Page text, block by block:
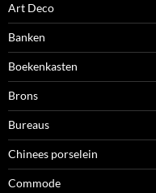
Art Deco
Banken
Boekenkasten
Brons
Bureaus
Chinees porselein
Commode